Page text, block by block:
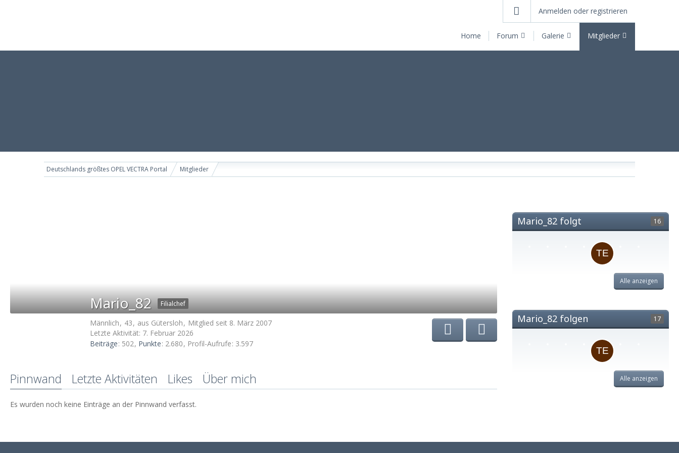
Home Forum Galerie Mitglieder
Anmelden oder registrieren
Deutschlands größtes OPEL VECTRA Portal Mitglieder
Mario_82 Filialchef
Männlich 43 aus Gütersloh
Mitglied seit 8. März 2007
Letzte Aktivität: 7. Februar 2026
Beiträge 502 Punkte 2.680 Profil-Aufrufe 3.597
Pinnwand Letzte Aktivitäten Likes Über mich
Es wurden noch keine Einträge an der Pinnwand verfasst.
Mario_82 folgt 16
Alle anzeigen
Mario_82 folgen 17
Alle anzeigen